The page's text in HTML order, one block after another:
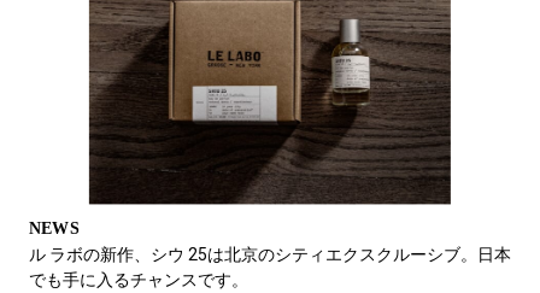
NEWS
ル ラボの新作、シウ 25は北京のシティエクスクルーシブ。日本
でも手に入るチャンスです。
雨の日も、そうじゃない日も。ぼくたちがキウを選ぶ理由。